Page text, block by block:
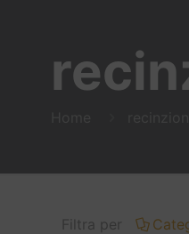
Filtra per